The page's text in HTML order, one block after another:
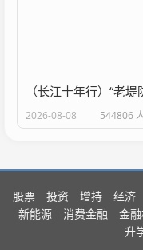
2026-08-08 544806
股票 投资 增持 经济
新能源
消费金融 金
升